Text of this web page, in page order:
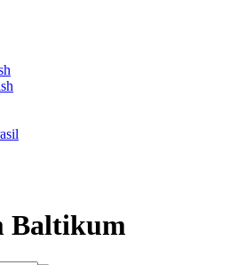
Baltikum